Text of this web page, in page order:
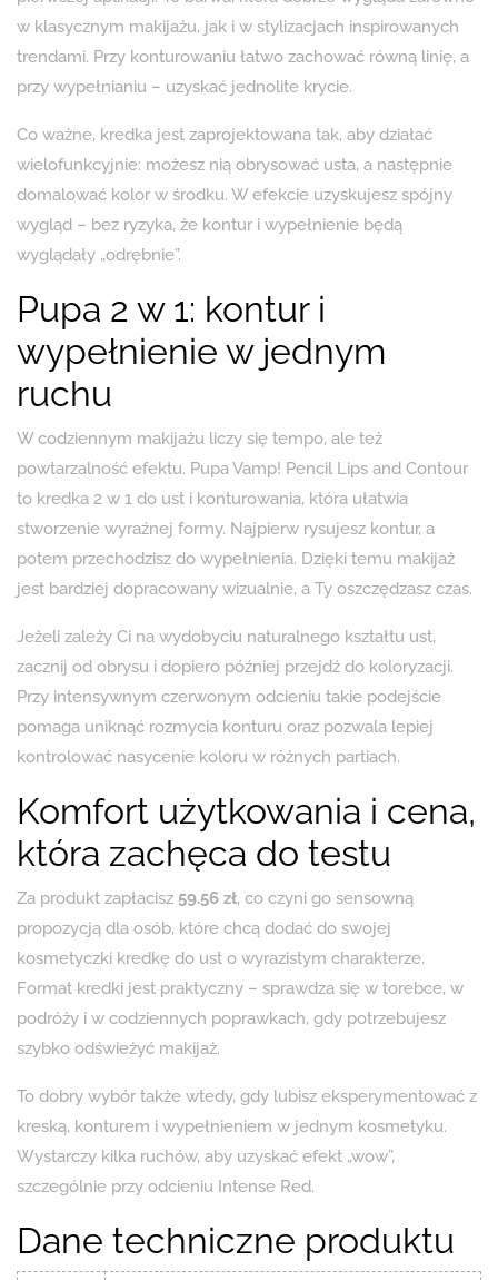
w klasycznym makijażu, jak i w stylizacjach inspirowanych
trendami. Przy konturowaniu łatwo zachować równą linię, a
przy wypełnianiu – uzyskać jednolite krycie.
Co ważne, kredka jest zaprojektowana tak, aby działać
wielofunkcyjnie: możesz nią obrysować usta, a następnie
domalować kolor w środku. W efekcie uzyskujesz spójny
wygląd – bez ryzyka, że kontur i wypełnienie będą
wyglądały „odrębnie”.
Pupa 2 w 1: kontur i
wypełnienie w jednym
ruchu
W codziennym makijażu liczy się tempo, ale też
powtarzalność efektu. Pupa Vamp! Pencil Lips and Contour
to kredka 2 w 1 do ust i konturowania, która ułatwia
stworzenie wyraźnej formy. Najpierw rysujesz kontur, a
potem przechodzisz do wypełnienia. Dzięki temu makijaż
jest bardziej dopracowany wizualnie, a Ty oszczędzasz czas.
Jeżeli zależy Ci na wydobyciu naturalnego kształtu ust,
zacznij od obrysu i dopiero później przejdź do koloryzacji.
Przy intensywnym czerwonym odcieniu takie podejście
pomaga uniknąć rozmycia konturu oraz pozwala lepiej
kontrolować nasycenie koloru w różnych partiach.
Komfort użytkowania i cena,
która zachęca do testu
Za produkt zapłacisz 59.56 zł, co czyni go sensowną
propozycją dla osób, które chcą dodać do swojej
kosmetyczki kredkę do ust o wyrazistym charakterze.
Format kredki jest praktyczny – sprawdza się w torebce, w
podróży i w codziennych poprawkach, gdy potrzebujesz
szybko odświeżyć makijaż.
To dobry wybór także wtedy, gdy lubisz eksperymentować z
kreską, konturem i wypełnieniem w jednym kosmetyku.
Wystarczy kilka ruchów, aby uzyskać efekt „wow”,
szczególnie przy odcieniu Intense Red.
Dane techniczne produktu